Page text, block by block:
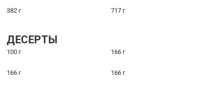
382 г 717 г
ДЕСЕРТЫ
100 г 166 г
166 г 166 г